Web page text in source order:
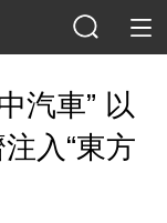
汽車” 以
入“東方